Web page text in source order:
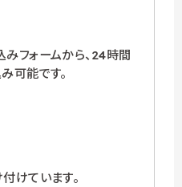
フォームから、24時間
可能です。
けています。